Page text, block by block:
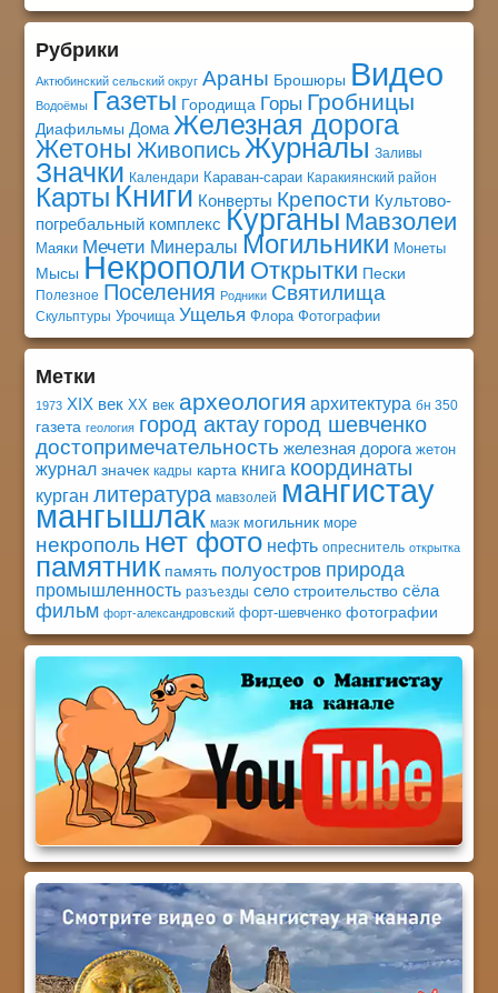
Рубрики
Актюбинский сельский округ Араны Брошюры Видео
Водоёмы Газеты Городища Горы Гробницы
Диафильмы Дома Железная дорога
Жетоны Живопись Журналы Заливы
Значки Календари Караван-сараи Каракиянский район
Карты Книги Конверты Крепости Культово-
погребальный комплекс Курганы Мавзолеи
Маяки Мечети Минералы Могильники Монеты
Мысы Некрополи Открытки Пески
Полезное Поселения Родники Святилища
Скульптуры Урочища Ущелья Флора Фотографии
Метки
1973 XIX век XX век археология архитектура бн 350
газета геология город актау город шевченко
достопримечательность железная дорога жетон
журнал значек кадры карта книга координаты
курган литература мавзолей мангистау
мангышлак маэк могильник море
некрополь нет фото нефть опреснитель открытка
памятник память полуостров природа
промышленность разъезды село строительство сёла
фильм форт-александровский форт-шевченко фотографии